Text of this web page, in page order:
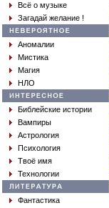
Всё о музыке
Загадай желание !
Аномалии
Мистика
Магия
НЛО
Библейские истории
Вампиры
Астрология
Психология
Твоё имя
Технологии
Фантастика